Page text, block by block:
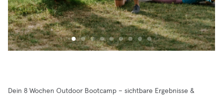
Dein 8 Wochen Outdoor Bootcamp – sichtbare Ergebnisse &